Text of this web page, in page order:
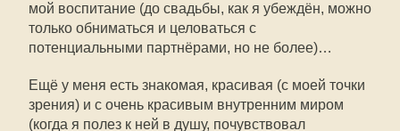
мой воспитание (до свадьбы, как я убеждён, можно
только обниматься и целоваться с
потенциальными партнёрами, но не более)…
Ещё у меня есть знакомая, красивая (с моей точки
зрения) и с очень красивым внутренним миром
(когда я полез к ней в душу, почувствовал